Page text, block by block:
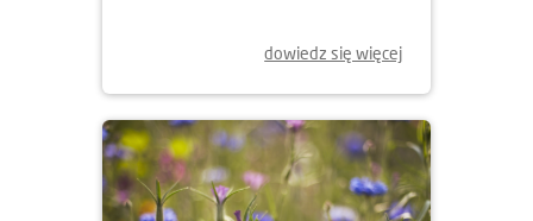
dowiedz się więcej